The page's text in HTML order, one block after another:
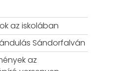
az iskolában
Sándorfalván
az